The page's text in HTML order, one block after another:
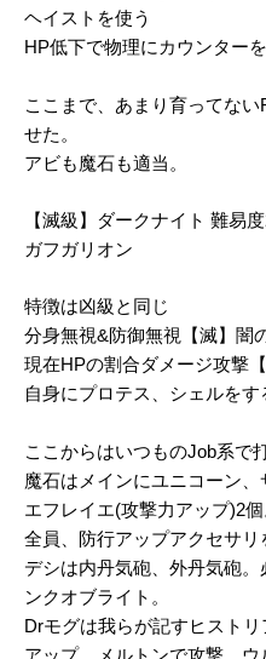
ヘイストを使う
HP低下で物理にカウンター
ここまで、あまり育ってな
せた。
アビも魔石も適当。
【滅級】ダークナイト 難易
ガフガリオン
特徴は凶級と同じ
分身無視&防御無視【滅】闇
現在HPの割合ダメージ攻撃
自身にプロテス、シェルをす
ここからはいつものJob系で
魔石はメインにユニコーン、
エフレイエ(攻撃力アップ)2個
全員、防行アップアクセサリ
デシは内丹気砲、外丹気砲
ンクオブライト。
Drモグは我らが記すヒスト
アップ。メルトンで攻撃。ウ